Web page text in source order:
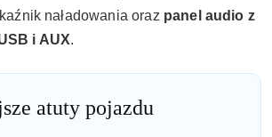
naładowania oraz panel audio z
i AUX.
atuty pojazdu